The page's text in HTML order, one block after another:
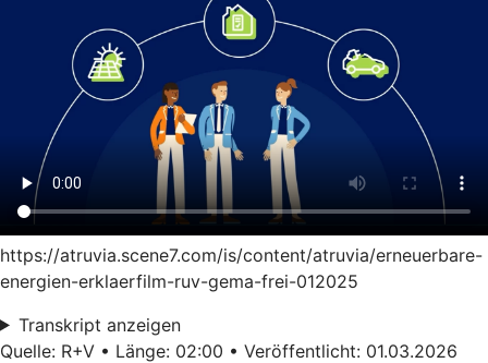
https://atruvia.scene7.com/is/content/atruvia/erneuerbare-
energien-erklaerfilm-ruv-gema-frei-012025
Transkript anzeigen
Quelle: R+V • Länge: 02:00 • Veröffentlicht: 01.03.2026